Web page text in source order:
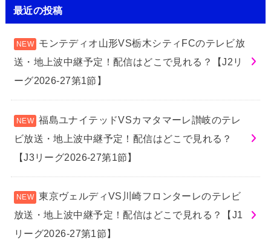
最近の投稿
モンテディオ山形VS栃木シティFCのテレビ放
送・地上波中継予定！配信はどこで見れる？【J2リ
ーグ2026-27第1節】
福島ユナイテッドVSカマタマーレ讃岐のテレ
ビ放送・地上波中継予定！配信はどこで見れる？
【J3リーグ2026-27第1節】
東京ヴェルディVS川崎フロンターレのテレビ
放送・地上波中継予定！配信はどこで見れる？【J1
リーグ2026-27第1節】